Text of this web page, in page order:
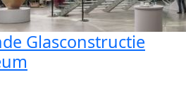
Glasconstructie